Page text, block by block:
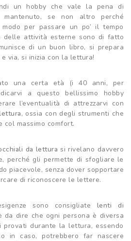
un hobby che vale la pena di
mantenuto, se non altro perché
per passare un po’ il tempo
delle attività esterne sono di fatto
di un buon libro, si prepara
via, si inizia con la lettura!
una certa età (i 40 anni, per
a questo bellissimo hobby
l’eventualità di attrezzarvi con
, ossia con degli strumenti che
col massimo comfort.
da lettura si rivelano davvero
perché gli permette di sfogliare le
piacevole, senza dover sopportare
di riconoscere le lettere.
sono consigliate lenti di
da dire che ogni persona è diversa
provati durante la lettura, essendo
in caso, potrebbero far nascere